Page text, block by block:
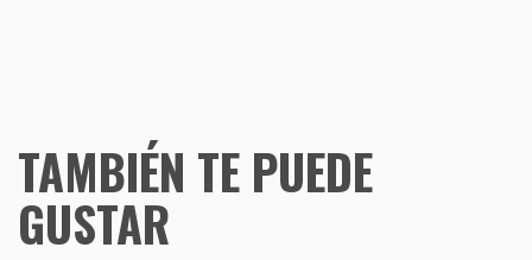
TAMBIÉN TE PUEDE
GUSTAR